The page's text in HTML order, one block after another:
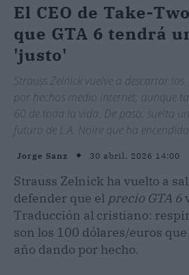
El CEO de Take-
que GTA 6 tendrá
'justo'
Strauss Zelnick vuelve a descartar
por hechos medio internet, aunque
60 de toda la vida. De paso, suelta
futuro de L.A. Noire que ha
Jorge Sanz 30 abril, 2026 14:00
Strauss Zelnick ha vuelto a
defender que el precio GTA 6
Traducción al cristiano:
son los 100 dólares/euros
año dando por hecho.